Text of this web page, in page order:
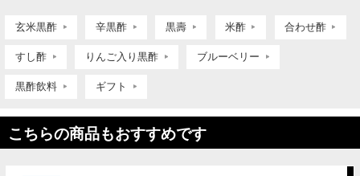
玄米黒酢 辛黒酢 黒壽 米酢 合わせ酢
すし酢 りんご入り黒酢 ブルーベリー
黒酢飲料 ギフト
こちらの商品もおすすめです